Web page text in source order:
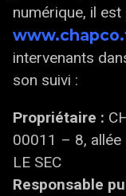
numérique, il
intervenants
son suivi :
Propriétaire :
00011 – 8, allée
LE SEC
Responsable